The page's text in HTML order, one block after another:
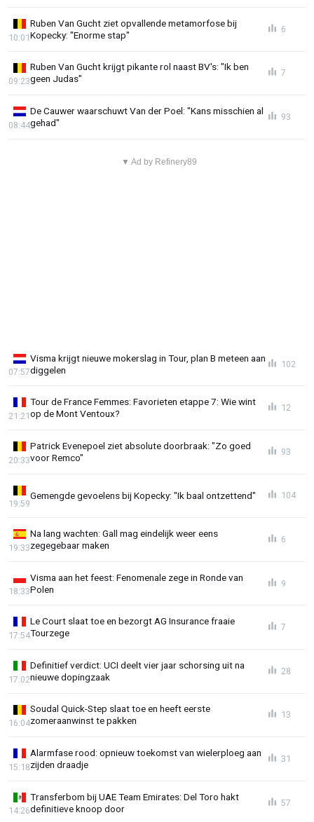
Ruben Van Gucht ziet opvallende metamorfose bij
Kopecky: "Enorme stap"
10:01
6
Ruben Van Gucht krijgt pikante rol naast BV's: "Ik ben
geen Judas"
09:23
7
De Cauwer waarschuwt Van der Poel: "Kans misschien al
gehad"
08:44
93
▼ Ad by Refinery89
Visma krijgt nieuwe mokerslag in Tour, plan B meteen aan
diggelen
07:57
102
Tour de France Femmes: Favorieten etappe 7: Wie wint
op de Mont Ventoux?
21:21
12
Patrick Evenepoel ziet absolute doorbraak: "Zo goed
voor Remco"
20:33
93
Gemengde gevoelens bij Kopecky: "Ik baal ontzettend"
19:59
104
Na lang wachten: Gall mag eindelijk weer eens
zegegebaar maken
19:33
6
Visma aan het feest: Fenomenale zege in Ronde van
Polen
18:33
9
Le Court slaat toe en bezorgt AG Insurance fraaie
Tourzege
17:54
7
Definitief verdict: UCI deelt vier jaar schorsing uit na
nieuwe dopingzaak
17:02
28
Soudal Quick-Step slaat toe en heeft eerste
zomeraanwinst te pakken
16:04
13
Alarmfase rood: opnieuw toekomst van wielerploeg aan
zijden draadje
15:18
31
Transferbom bij UAE Team Emirates: Del Toro hakt
definitieve knoop door
14:26
57